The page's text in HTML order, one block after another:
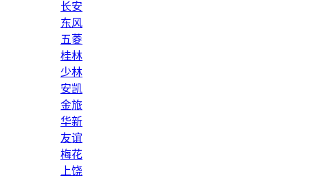
长安
东风
五菱
桂林
少林
安凯
金旅
华新
友谊
梅花
上饶